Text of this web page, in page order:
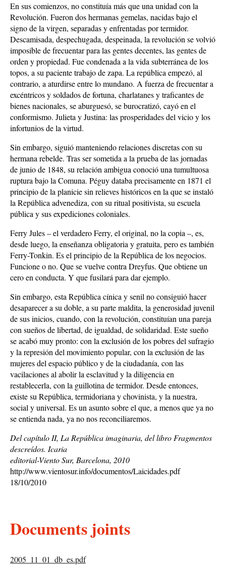
En sus comienzos, no constituía más que una unidad con la
Revolución. Fueron dos hermanas gemelas, nacidas bajo el
signo de la virgen, separadas y enfrentadas por termidor.
Descamisada, despechugada, despeinada, la revolución se volvió
imposible de frecuentar para las gentes decentes, las gentes de
orden y propiedad. Fue condenada a la vida subterránea de los
topos, a su paciente trabajo de zapa. La república empezó, al
contrario, a aturdirse entre lo mundano. A fuerza de frecuentar a
excéntricos y soldados de fortuna, charlatanes y traficantes de
bienes nacionales, se aburguesó, se burocratizó, cayó en el
conformismo. Julieta y Justina: las prosperidades del vicio y los
infortunios de la virtud.
Sin embargo, siguió manteniendo relaciones discretas con su
hermana rebelde. Tras ser sometida a la prueba de las jornadas
de junio de 1848, su relación ambigua conoció una tumultuosa
ruptura bajo la Comuna. Péguy databa precisamente en 1871 el
principio de la planicie sin relieves históricos en la que se instaló
la República advenediza, con su ritual positivista, su escuela
pública y sus expediciones coloniales.
Ferry Jules – el verdadero Ferry, el original, no la copia –, es,
desde luego, la enseñanza obligatoria y gratuita, pero es también
Ferry-Tonkin. Es el principio de la República de los negocios.
Funcione o no. Que se vuelve contra Dreyfus. Que obtiene un
cero en conducta. Y que fusilará para dar ejemplo.
Sin embargo, esta República cínica y senil no consiguió hacer
desaparecer a su doble, a su parte maldita, la generosidad juvenil
de sus inicios, cuando, con la revolución, constituían una pareja
con sueños de libertad, de igualdad, de solidaridad. Este sueño
se acabó muy pronto: con la exclusión de los pobres del sufragio
y la represión del movimiento popular, con la exclusión de las
mujeres del espacio público y de la ciudadanía, con las
vacilaciones al abolir la esclavitud y la diligencia en
restablecerla, con la guillotina de termidor. Desde entonces,
existe su República, termidoriana y chovinista, y la nuestra,
social y universal. Es un asunto sobre el que, a menos que ya no
se entienda nada, ya no nos reconciliaremos.
Del capítulo II, La República imaginaria, del libro Fragmentos
descreídos. Icaria
editorial-Viento Sur, Barcelona, 2010
http://www.vientosur.info/documentos/Laicidades.pdf
18/10/2010
Documents joints
2005_11_01_db_es.pdf